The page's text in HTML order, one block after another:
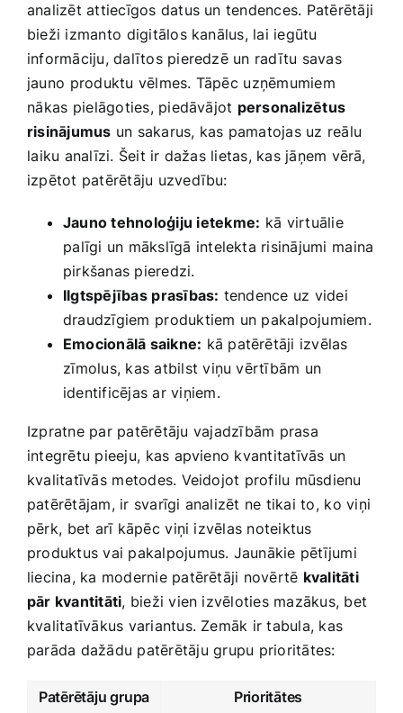
analizēt attiecīgos datus ​un tendences. Patērētāji
bieži ‌izmanto ⁣digitālos kanālus, lai​ iegūtu
informāciju, dalītos pieredzē un radītu savas
jauno ⁤produktu vēlmes. Tāpēc⁢ uzņēmumiem
⁤nākas ⁣pielāgoties, piedāvājot personalizētus
risinājumus un sakarus,‍ kas pamatojas uz reālu
⁣laiku analīzi. Šeit ir dažas lietas, kas jāņem vērā,
izpētot ​patērētāju uzvedību:
Jauno tehnoloģiju ietekme: ⁢kā ⁢virtuālie
⁣palīgi un mākslīgā ​intelekta risinājumi⁢ maina
pirkšanas pieredzi.
Ilgtspējības ⁤prasības: tendence uz videi
draudzīgiem ⁣produktiem un pakalpojumiem.
Emocionālā saikne: kā patērētāji izvēlas
⁣zīmolus, kas ‌atbilst viņu vērtībām un
identificējas ar viņiem.
Izpratne par patērētāju ⁤vajadzībām prasa
integrētu​ pieeju,⁢ kas apvieno kvantitatīvās un
kvalitatīvās ⁣metodes. Veidojot profilu mūsdienu
patērētājam, ‍ir svarīgi ‌analizēt ne tikai to, ⁣ko⁤ viņi‌
pērk, ⁤bet arī kāpēc ⁢viņi izvēlas noteiktus
produktus ‌vai pakalpojumus. Jaunākie pētījumi
liecina, ka modernie patērētāji novērtē kvalitāti
pār kvantitāti, bieži vien izvēloties mazākus, bet
kvalitatīvākus variantus. Zemāk ir tabula, kas
parāda dažādu patērētāju⁢ grupu ​prioritātes:
Patērētāju grupa Prioritātes